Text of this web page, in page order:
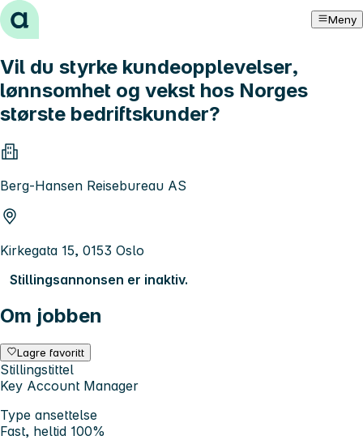
Hopp til innhold Meny
Vil du styrke kundeopplevelser,
lønnsomhet og vekst hos Norges
største bedriftskunder?
Berg-Hansen Reisebureau AS
Kirkegata 15, 0153 Oslo
Stillingsannonsen er inaktiv.
Om jobben
Lagre favoritt
Stillingstittel
Key Account Manager
Type ansettelse
Fast, heltid 100%